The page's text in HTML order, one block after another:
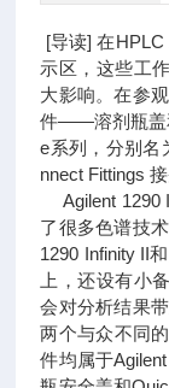
[导读] 在
示区，这些工
大影响。在参
件——溶剂瓶盖
e系列，分别名
nnect Fittings 接
Agilent 1290
了很多色谱技
1290 Infinity II
上，还设有小
会对分析结果
两个与众不同
件均属于